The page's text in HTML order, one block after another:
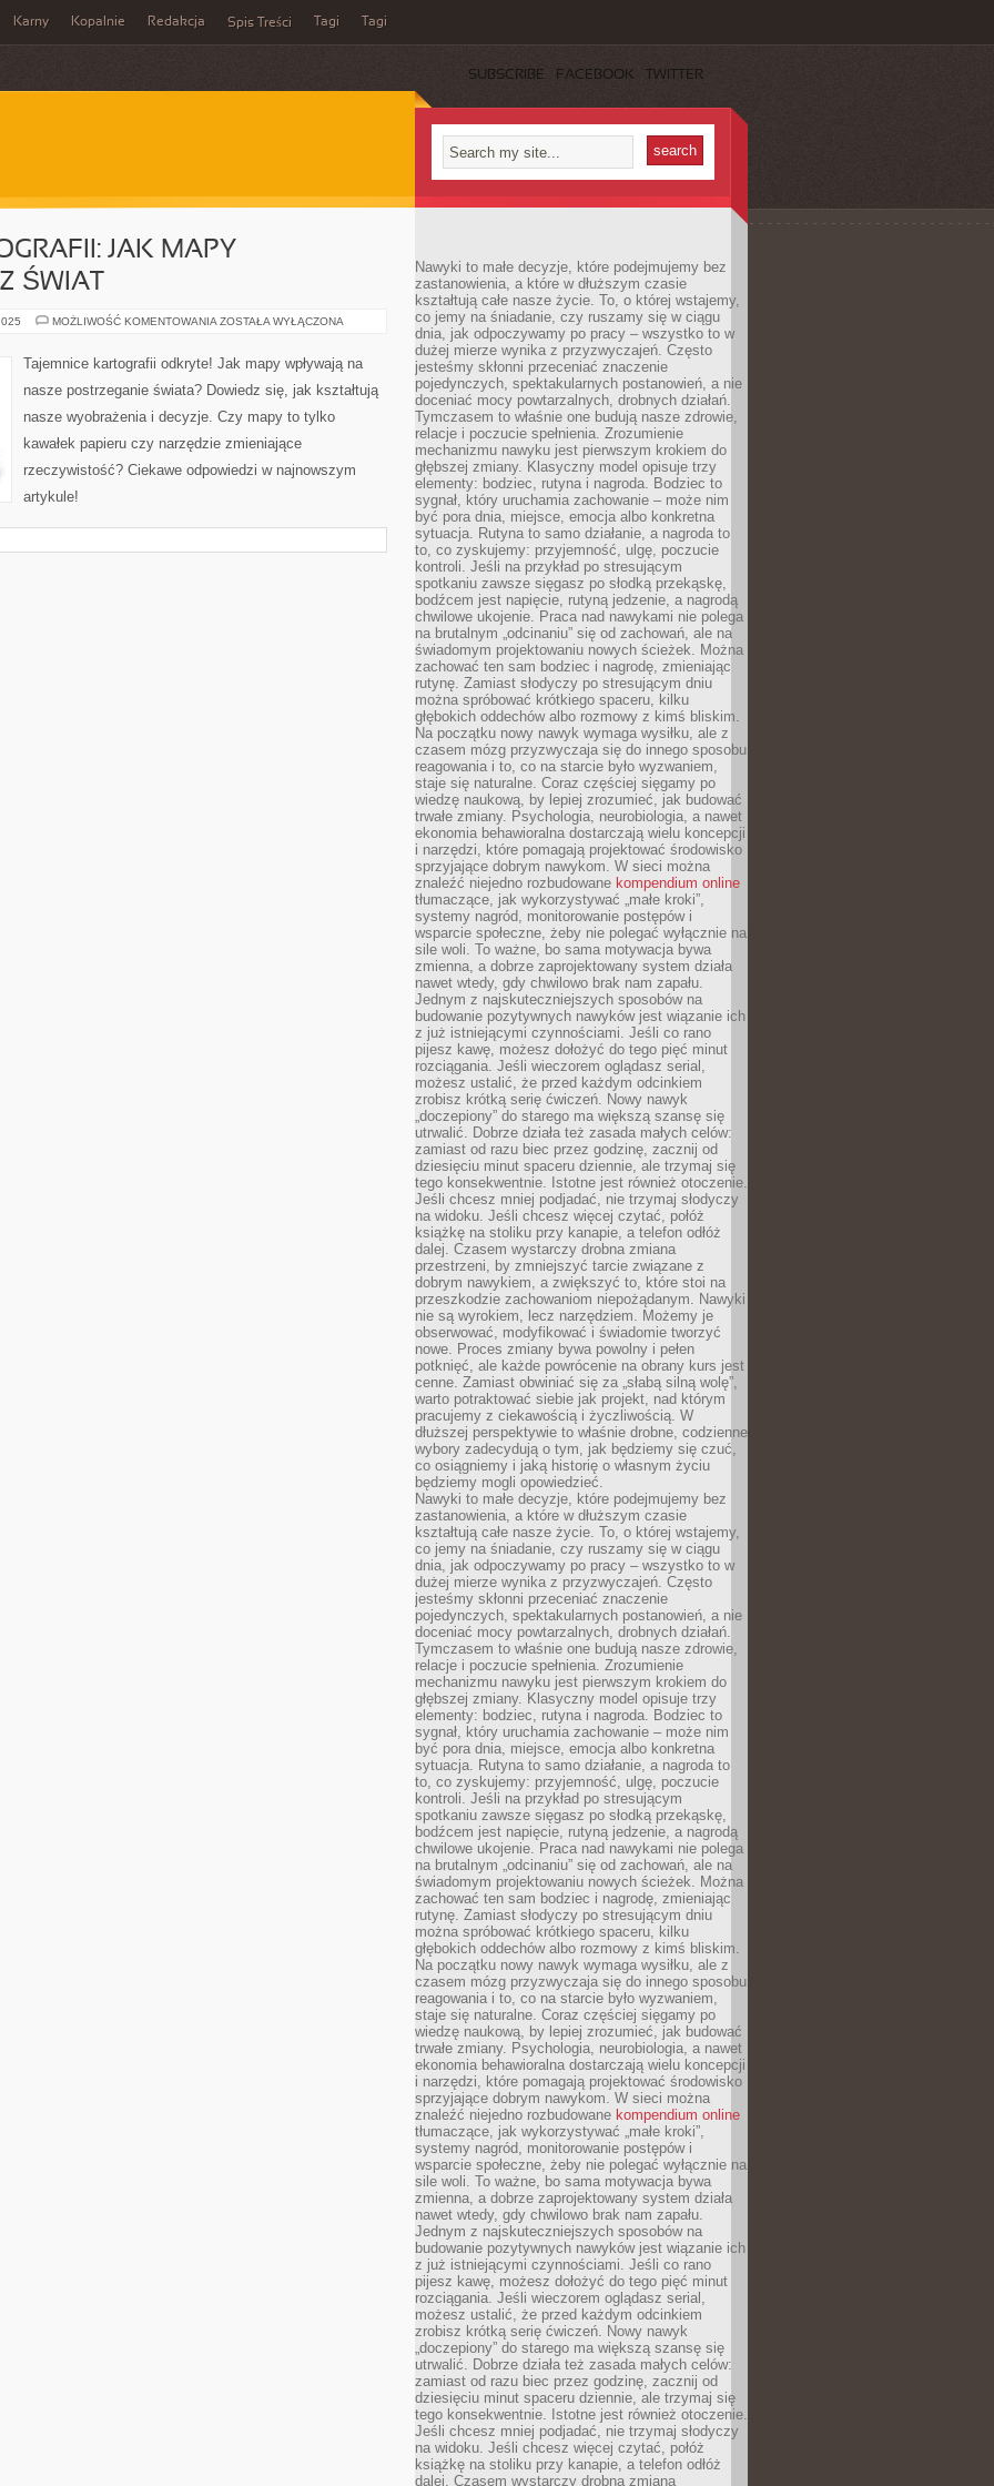
Karny Kopalnie Redakcja Spis Treści Tagi Tagi
SUBSCRIBE FACEBOOK TWITTER
JAK MAPY
ŚWIAT
MOŻLIWOŚĆ KOMENTOWANIA TAJEMNICE
MAPY
KSZTAŁTUJĄ
ŚWIAT
ZOSTAŁA WYŁĄCZONA
Tajemnice kartografii odkryte! Jak mapy wpływają na
nasze postrzeganie świata? Dowiedz się, jak kształtują
nasze wyobrażenia i decyzje. Czy mapy to tylko
kawałek papieru czy narzędzie zmieniające
rzeczywistość? Ciekawe odpowiedzi w najnowszym
artykule!
Nawyki to małe decyzje, które podejmujemy bez
zastanowienia, a które w dłuższym czasie
kształtują całe nasze życie. To, o której wstajemy,
co jemy na śniadanie, czy ruszamy się w ciągu
dnia, jak odpoczywamy po pracy – wszystko to w
dużej mierze wynika z przyzwyczajeń. Często
jesteśmy skłonni przeceniać znaczenie
pojedynczych, spektakularnych postanowień, a nie
doceniać mocy powtarzalnych, drobnych działań.
Tymczasem to właśnie one budują nasze zdrowie,
relacje i poczucie spełnienia. Zrozumienie
mechanizmu nawyku jest pierwszym krokiem do
głębszej zmiany. Klasyczny model opisuje trzy
elementy: bodziec, rutyna i nagroda. Bodziec to
sygnał, który uruchamia zachowanie – może nim
być pora dnia, miejsce, emocja albo konkretna
sytuacja. Rutyna to samo działanie, a nagroda to
to, co zyskujemy: przyjemność, ulgę, poczucie
kontroli. Jeśli na przykład po stresującym
spotkaniu zawsze sięgasz po słodką przekąskę,
bodźcem jest napięcie, rutyną jedzenie, a nagrodą
chwilowe ukojenie. Praca nad nawykami nie polega
na brutalnym „odcinaniu” się od zachowań, ale na
świadomym projektowaniu nowych ścieżek. Można
zachować ten sam bodziec i nagrodę, zmieniając
rutynę. Zamiast słodyczy po stresującym dniu
można spróbować krótkiego spaceru, kilku
głębokich oddechów albo rozmowy z kimś bliskim.
Na początku nowy nawyk wymaga wysiłku, ale z
czasem mózg przyzwyczaja się do innego sposobu
reagowania i to, co na starcie było wyzwaniem,
staje się naturalne. Coraz częściej sięgamy po
wiedzę naukową, by lepiej zrozumieć, jak budować
trwałe zmiany. Psychologia, neurobiologia, a nawet
ekonomia behawioralna dostarczają wielu koncepcji
i narzędzi, które pomagają projektować środowisko
sprzyjające dobrym nawykom. W sieci można
znaleźć niejedno rozbudowane kompendium online
tłumaczące, jak wykorzystywać „małe kroki”,
systemy nagród, monitorowanie postępów i
wsparcie społeczne, żeby nie polegać wyłącznie na
sile woli. To ważne, bo sama motywacja bywa
zmienna, a dobrze zaprojektowany system działa
nawet wtedy, gdy chwilowo brak nam zapału.
Jednym z najskuteczniejszych sposobów na
budowanie pozytywnych nawyków jest wiązanie ich
z już istniejącymi czynnościami. Jeśli co rano
pijesz kawę, możesz dołożyć do tego pięć minut
rozciągania. Jeśli wieczorem oglądasz serial,
możesz ustalić, że przed każdym odcinkiem
zrobisz krótką serię ćwiczeń. Nowy nawyk
„doczepiony” do starego ma większą szansę się
utrwalić. Dobrze działa też zasada małych celów:
zamiast od razu biec przez godzinę, zacznij od
dziesięciu minut spaceru dziennie, ale trzymaj się
tego konsekwentnie. Istotne jest również otoczenie.
Jeśli chcesz mniej podjadać, nie trzymaj słodyczy
na widoku. Jeśli chcesz więcej czytać, połóż
książkę na stoliku przy kanapie, a telefon odłóż
dalej. Czasem wystarczy drobna zmiana
przestrzeni, by zmniejszyć tarcie związane z
dobrym nawykiem, a zwiększyć to, które stoi na
przeszkodzie zachowaniom niepożądanym. Nawyki
nie są wyrokiem, lecz narzędziem. Możemy je
obserwować, modyfikować i świadomie tworzyć
nowe. Proces zmiany bywa powolny i pełen
potknięć, ale każde powrócenie na obrany kurs jest
cenne. Zamiast obwiniać się za „słabą silną wolę”,
warto potraktować siebie jak projekt, nad którym
pracujemy z ciekawością i życzliwością. W
dłuższej perspektywie to właśnie drobne, codzienne
wybory zadecydują o tym, jak będziemy się czuć,
co osiągniemy i jaką historię o własnym życiu
będziemy mogli opowiedzieć.
Nawyki to małe decyzje, które podejmujemy bez
zastanowienia, a które w dłuższym czasie
kształtują całe nasze życie. To, o której wstajemy,
co jemy na śniadanie, czy ruszamy się w ciągu
dnia, jak odpoczywamy po pracy – wszystko to w
dużej mierze wynika z przyzwyczajeń. Często
jesteśmy skłonni przeceniać znaczenie
pojedynczych, spektakularnych postanowień, a nie
doceniać mocy powtarzalnych, drobnych działań.
Tymczasem to właśnie one budują nasze zdrowie,
relacje i poczucie spełnienia. Zrozumienie
mechanizmu nawyku jest pierwszym krokiem do
głębszej zmiany. Klasyczny model opisuje trzy
elementy: bodziec, rutyna i nagroda. Bodziec to
sygnał, który uruchamia zachowanie – może nim
być pora dnia, miejsce, emocja albo konkretna
sytuacja. Rutyna to samo działanie, a nagroda to
to, co zyskujemy: przyjemność, ulgę, poczucie
kontroli. Jeśli na przykład po stresującym
spotkaniu zawsze sięgasz po słodką przekąskę,
bodźcem jest napięcie, rutyną jedzenie, a nagrodą
chwilowe ukojenie. Praca nad nawykami nie polega
na brutalnym „odcinaniu” się od zachowań, ale na
świadomym projektowaniu nowych ścieżek. Można
zachować ten sam bodziec i nagrodę, zmieniając
rutynę. Zamiast słodyczy po stresującym dniu
można spróbować krótkiego spaceru, kilku
głębokich oddechów albo rozmowy z kimś bliskim.
Na początku nowy nawyk wymaga wysiłku, ale z
czasem mózg przyzwyczaja się do innego sposobu
reagowania i to, co na starcie było wyzwaniem,
staje się naturalne. Coraz częściej sięgamy po
wiedzę naukową, by lepiej zrozumieć, jak budować
trwałe zmiany. Psychologia, neurobiologia, a nawet
ekonomia behawioralna dostarczają wielu koncepcji
i narzędzi, które pomagają projektować środowisko
sprzyjające dobrym nawykom. W sieci można
znaleźć niejedno rozbudowane kompendium online
tłumaczące, jak wykorzystywać „małe kroki”,
systemy nagród, monitorowanie postępów i
wsparcie społeczne, żeby nie polegać wyłącznie na
sile woli. To ważne, bo sama motywacja bywa
zmienna, a dobrze zaprojektowany system działa
nawet wtedy, gdy chwilowo brak nam zapału.
Jednym z najskuteczniejszych sposobów na
budowanie pozytywnych nawyków jest wiązanie ich
z już istniejącymi czynnościami. Jeśli co rano
pijesz kawę, możesz dołożyć do tego pięć minut
rozciągania. Jeśli wieczorem oglądasz serial,
możesz ustalić, że przed każdym odcinkiem
zrobisz krótką serię ćwiczeń. Nowy nawyk
„doczepiony” do starego ma większą szansę się
utrwalić. Dobrze działa też zasada małych celów:
zamiast od razu biec przez godzinę, zacznij od
dziesięciu minut spaceru dziennie, ale trzymaj się
tego konsekwentnie. Istotne jest również otoczenie.
Jeśli chcesz mniej podjadać, nie trzymaj słodyczy
na widoku. Jeśli chcesz więcej czytać, połóż
książkę na stoliku przy kanapie, a telefon odłóż
dalej. Czasem wystarczy drobna zmiana